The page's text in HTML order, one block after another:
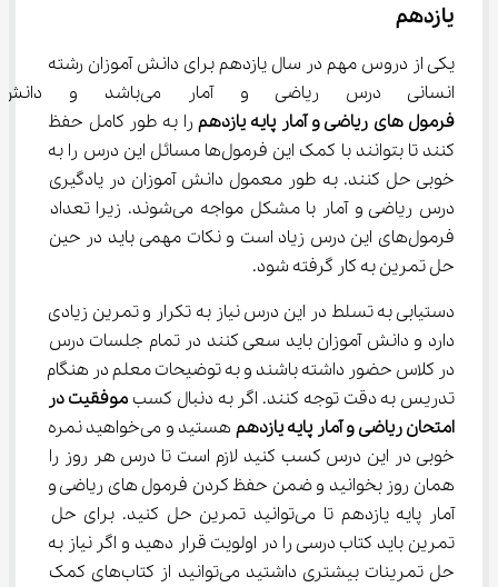
یازدهم
یکی از دروس مهم در سال یازدهم برای دانش آموزان رشته
انسانی درس ریاضی و آمار می‌باشد و دانش آموزان باید
فرمول های ریاضی و آمار پایه یازدهم را به طور کامل حفظ
کنند تا بتوانند با کمک این فرمول‌ها مسائل این درس را به
خوبی حل کنند. به طور معمول دانش آموزان در یادگیری
درس ریاضی و آمار با مشکل مواجه می‌شوند. زیرا تعداد
فرمول‌های این درس زیاد است و نکات مهمی باید در حین
حل تمرین به کار گرفته شود.
دستیابی به تسلط در این درس نیاز به تکرار و تمرین زیادی
دارد و دانش آموزان باید سعی کنند در تمام جلسات درس
در کلاس حضور داشته باشند و به توضیحات معلم در هنگام
تدریس به دقت توجه کنند. اگر به دنبال کسب موفقیت در
امتحان ریاضی و آمار پایه یازدهم
هستید و می‌خواهید نمره
خوبی در این درس کسب کنید لازم است تا درس هر روز را
همان روز بخوانید و ضمن حفظ کردن فرمول های ریاضی و
آمار پایه یازدهم تا می‌توانید تمرین حل کنید. برای حل
تمرین باید کتاب درسی را در اولویت قرار دهید و اگر نیاز به
حل تمرینات بیشتری داشتید می‌توانید از کتاب‌های کمک